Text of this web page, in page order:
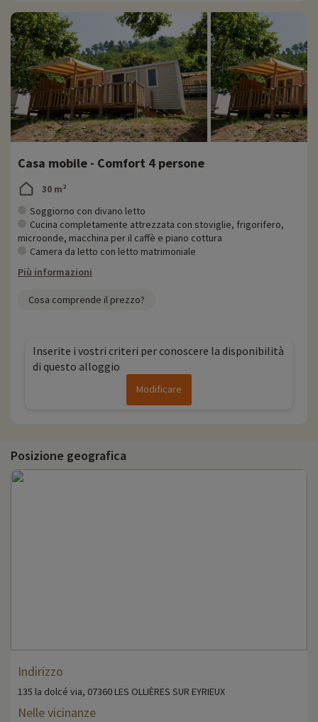
Casa mobile - Comfort 4 persone
30 m²
Soggiorno con divano letto
Cucina completamente attrezzata con stoviglie, frigorifero,
microonde, macchina per il caffè e piano cottura
Camera da letto con letto matrimoniale
Più informazioni
Cosa comprende il prezzo?
Inserite i vostri criteri per conoscere la disponibilità
di questo alloggio
Modificare
Posizione geografica
Indirizzo
135 la dolcé via, 07360 LES OLLIÈRES SUR EYRIEUX
Nelle vicinanze